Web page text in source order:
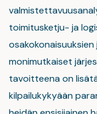
toimitusketju- ja
monimutkaiset
tavoitteena on
kilpailukykyään